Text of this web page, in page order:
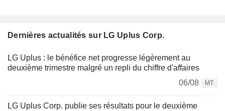
Dernières actualités sur LG Uplus Corp.
LG Uplus : le bénéfice net progresse légèrement au
deuxième trimestre malgré un repli du chiffre d'affaires
06/08
MT
LG Uplus Corp. publie ses résultats pour le deuxième